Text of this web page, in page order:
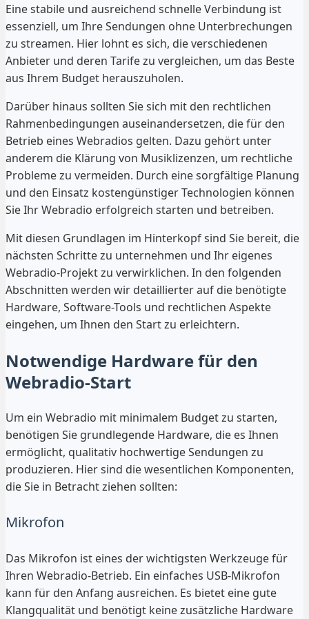
Eine stabile und ausreichend schnelle Verbindung ist
essenziell, um Ihre Sendungen ohne Unterbrechungen
zu streamen. Hier lohnt es sich, die verschiedenen
Anbieter und deren Tarife zu vergleichen, um das Beste
aus Ihrem Budget herauszuholen.
Darüber hinaus sollten Sie sich mit den rechtlichen
Rahmenbedingungen auseinandersetzen, die für den
Betrieb eines Webradios gelten. Dazu gehört unter
anderem die Klärung von Musiklizenzen, um rechtliche
Probleme zu vermeiden. Durch eine sorgfältige Planung
und den Einsatz kostengünstiger Technologien können
Sie Ihr Webradio erfolgreich starten und betreiben.
Mit diesen Grundlagen im Hinterkopf sind Sie bereit, die
nächsten Schritte zu unternehmen und Ihr eigenes
Webradio-Projekt zu verwirklichen. In den folgenden
Abschnitten werden wir detaillierter auf die benötigte
Hardware, Software-Tools und rechtlichen Aspekte
eingehen, um Ihnen den Start zu erleichtern.
Notwendige Hardware für den
Webradio-Start
Um ein Webradio mit minimalem Budget zu starten,
benötigen Sie grundlegende Hardware, die es Ihnen
ermöglicht, qualitativ hochwertige Sendungen zu
produzieren. Hier sind die wesentlichen Komponenten,
die Sie in Betracht ziehen sollten:
Mikrofon
Das Mikrofon ist eines der wichtigsten Werkzeuge für
Ihren Webradio-Betrieb. Ein einfaches USB-Mikrofon
kann für den Anfang ausreichen. Es bietet eine gute
Klangqualität und benötigt keine zusätzliche Hardware